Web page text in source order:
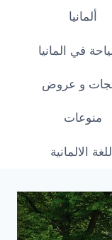
ألمانيا
في المانيا
و عروض
منوعات
الالمانية